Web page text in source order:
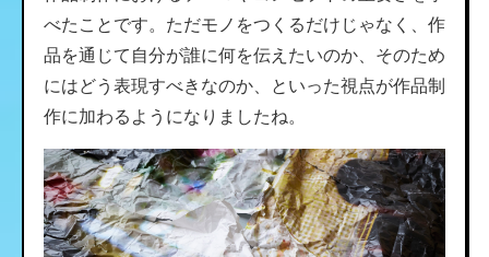
べたことです。ただモノをつくるだけじゃなく、作
品を通じて自分が誰に何を伝えたいのか、そのため
にはどう表現すべきなのか、といった視点が作品制
作に加わるようになりましたね。